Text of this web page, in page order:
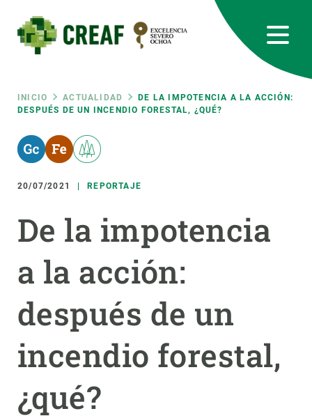
contenido
principal
Ruta
de
navegación
INICIO ACTUALIDAD
DE LA IMPOTENCIA A LA ACCIÓN:
DESPUÉS DE UN INCENDIO FORESTAL, ¿QUÉ?
20/07/2021 REPORTAJE
De la impotencia
a la acción:
después de un
incendio forestal,
¿qué?
RRSS
Featured
responsive
INTRANET
Responsive
menu
INVESTIGACIÓN
CIENCIA EN ACCIÓN
ÚNETE A NOSOTROS
PARTICIPA